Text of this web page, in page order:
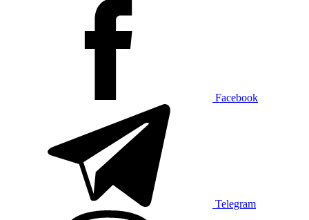
Facebook
Telegram